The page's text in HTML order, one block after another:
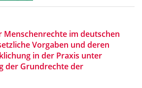
Menschenrechte im deutschen
Vorgaben und deren
in der Praxis unter
der Grundrechte der